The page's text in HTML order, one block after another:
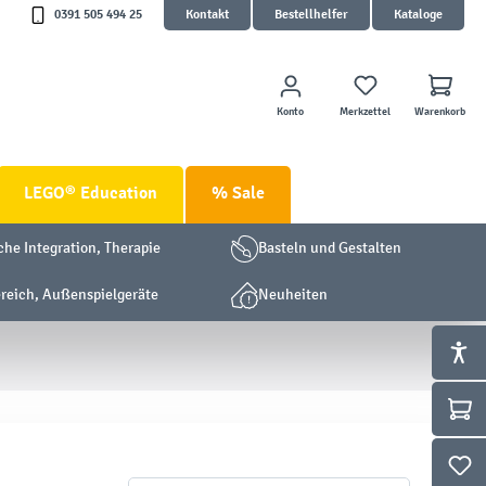
0391 505 494 25 Kontakt Bestellhelfer Kataloge
Konto Merkzettel Warenkorb
LEGO® Education % Sale
Integration, Therapie Basteln und Gestalten
Außenspielgeräte Neuheiten